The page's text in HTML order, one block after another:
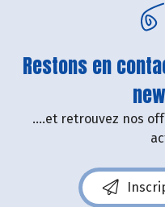
Restons en
....et retrouvez nos